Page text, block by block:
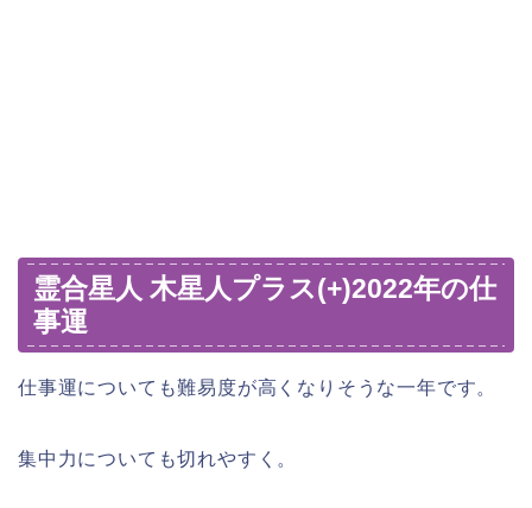
霊合星人 木星人プラス(+)2022年の仕
事運
仕事運についても難易度が高くなりそうな一年です。
集中力についても切れやすく。